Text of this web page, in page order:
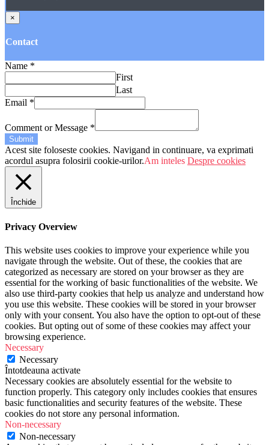
×
Contact
Name *
First
Last
Email *
Comment or Message *
Submit
Acest site foloseste cookies. Navigand in continuare, va exprimati
acordul asupra folosirii cookie-urilor.Am inteles Despre cookies
Închide
Privacy Overview
This website uses cookies to improve your experience while you
navigate through the website. Out of these, the cookies that are
categorized as necessary are stored on your browser as they are
essential for the working of basic functionalities of the website. We
also use third-party cookies that help us analyze and understand how
you use this website. These cookies will be stored in your browser
only with your consent. You also have the option to opt-out of these
cookies. But opting out of some of these cookies may affect your
browsing experience.
Necessary
Necessary
Întotdeauna activate
Necessary cookies are absolutely essential for the website to
function properly. This category only includes cookies that ensures
basic functionalities and security features of the website. These
cookies do not store any personal information.
Non-necessary
Non-necessary